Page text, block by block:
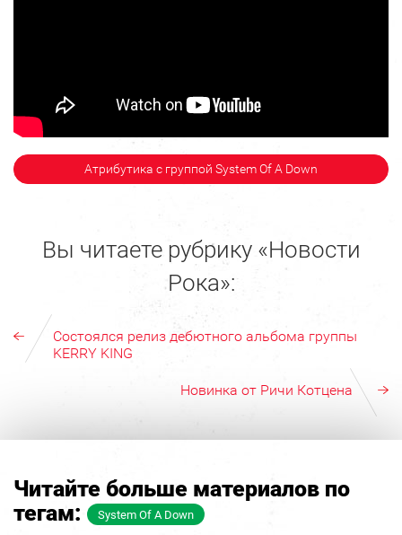
Атрибутика с группой System Of A Down
Вы читаете рубрику «Новости
Рока»:
Состоялся релиз дебютного альбома группы
KERRY KING
Новинка от Ричи Котцена
Читайте больше материалов по
тегам:
System Of A Down